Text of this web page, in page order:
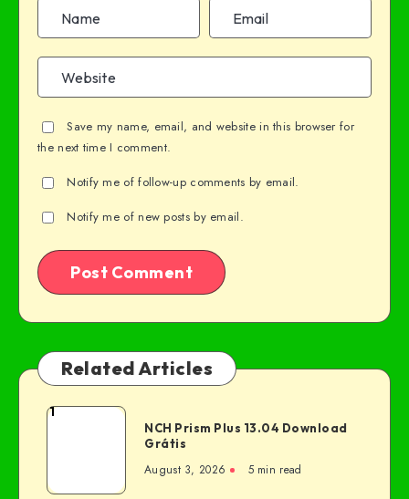
Save my name, email, and website in this browser for
the next time I comment.
Notify me of follow-up comments by email.
Notify me of new posts by email.
Related Articles
1
NCH Prism Plus 13.04 Download
Grátis
August 3, 2026 5 min read